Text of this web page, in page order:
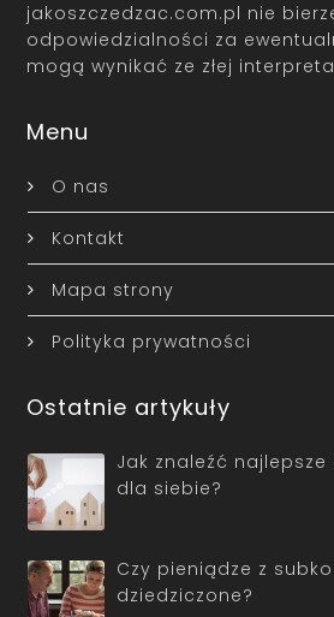
jakoszczedzac.com.pl nie
odpowiedzialności za
mogą wynikać ze złej
Menu
O nas
Kontakt
Mapa strony
Polityka prywatności
Ostatnie artykuły
Jak znaleźć
dla siebie?
Czy pieniądze z
dziedziczone?